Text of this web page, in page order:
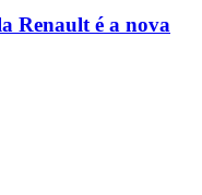
Renault é a nova